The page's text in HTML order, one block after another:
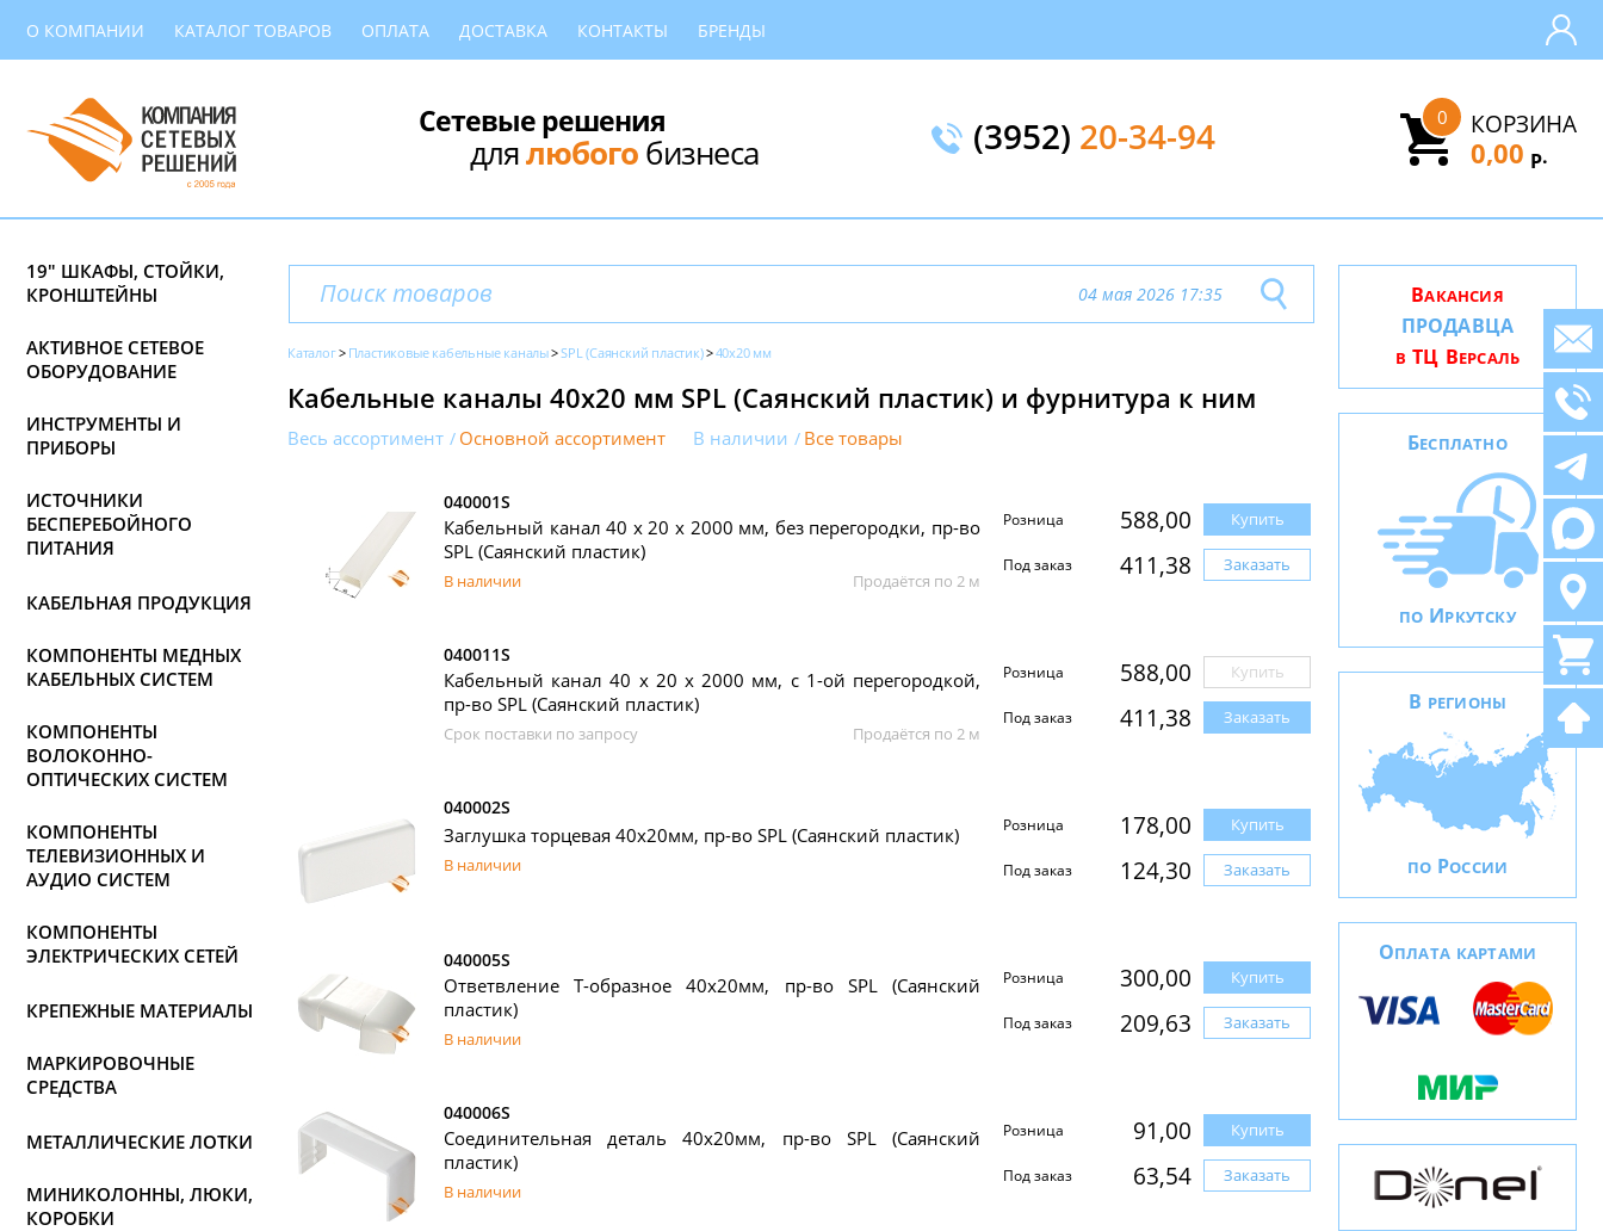
О КОМПАНИИ КАТАЛОГ ТОВАРОВ ОПЛАТА ДОСТАВКА КОНТАКТЫ БРЕНДЫ
Сетевые решения
длялюбогобизнеса (3952) 20-34-94 КОРЗИНА
0
0,00 Р.
19" ШКАФЫ, СТОЙКИ,
КРОНШТЕЙНЫ
АКТИВНОЕ СЕТЕВОЕ
ОБОРУДОВАНИЕ
ИНСТРУМЕНТЫ И
ПРИБОРЫ
ИСТОЧНИКИ
БЕСПЕРЕБОЙНОГО
ПИТАНИЯ
КАБЕЛЬНАЯ ПРОДУКЦИЯ
КОМПОНЕНТЫ МЕДНЫХ
КАБЕЛЬНЫХ СИСТЕМ
КОМПОНЕНТЫ
ВОЛОКОННО-
ОПТИЧЕСКИХ СИСТЕМ
КОМПОНЕНТЫ
ТЕЛЕВИЗИОННЫХ И
АУДИО СИСТЕМ
КОМПОНЕНТЫ
ЭЛЕКТРИЧЕСКИХ СЕТЕЙ
КРЕПЕЖНЫЕ МАТЕРИАЛЫ
МАРКИРОВОЧНЫЕ
СРЕДСТВА
МЕТАЛЛИЧЕСКИЕ ЛОТКИ
МИНИКОЛОННЫ, ЛЮКИ,
КОРОБКИ
04 мая 2026 17:35
Каталог Пластиковые кабельные каналы SPL (Саянский пластик) 40х20 мм
Кабельные каналы 40х20 мм SPL (Саянский пластик) и фурнитура к ним
Весь ассортимент Основной ассортимент В наличии Все товары
040001S
Кабельный канал 40 х 20 x 2000 мм, без перегородки, пр-во
SPL (Саянский пластик)
В наличии Продаётся по 2 м
Розница 588,00 Купить
Под заказ 411,38 Заказать
040011S
Кабельный канал 40 х 20 x 2000 мм, с 1-ой перегородкой,
пр-во SPL (Саянский пластик)
Срок поставки по запросу Продаётся по 2 м
Розница 588,00 Купить
Под заказ 411,38 Заказать
040002S
Заглушка торцевая 40х20мм, пр-во SPL (Саянский пластик)
В наличии
Розница 178,00 Купить
Под заказ 124,30 Заказать
040005S
Ответвление Т-образное 40х20мм, пр-во SPL (Саянский
пластик)
В наличии
Розница 300,00 Купить
Под заказ 209,63 Заказать
040006S
Соединительная деталь 40х20мм, пр-во SPL (Саянский
пластик)
В наличии
Розница 91,00 Купить
Под заказ 63,54 Заказать
ВАКАНСИЯ
ПРОДАВЦА
В ТЦ ВЕРСАЛЬ
БЕСПЛАТНО
ПО ИРКУТСКУ
В РЕГИОНЫ
ПО РОССИИ
ОПЛАТА КАРТАМИ